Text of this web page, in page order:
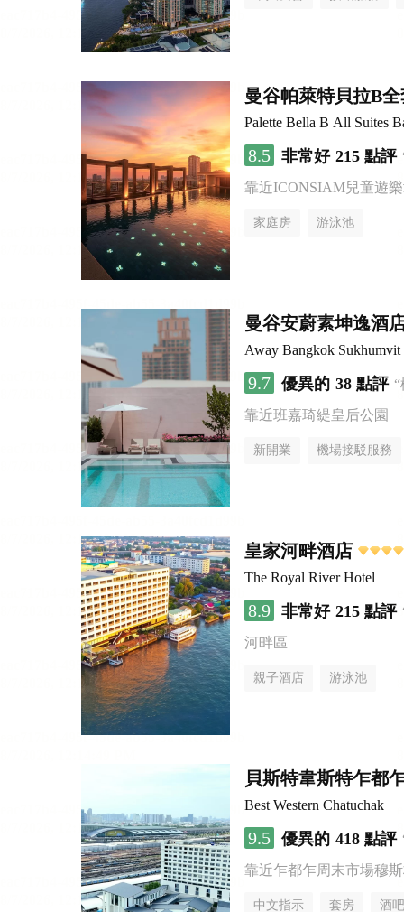
曼谷帕萊特貝拉B
Palette Bella B All Suites
8.5 非常好 215 點評
靠近ICONSIAM兒童遊
家庭房 游泳池
曼谷安蔚素坤逸酒
Away Bangkok Sukhumvit
9.7 優異的 38 點評
靠近班嘉琦緹皇后公園
新開業 機場接駁服務
皇家河畔酒店
The Royal River Hotel
8.9 非常好 215 點評
河畔區
親子酒店 游泳池
貝斯特韋斯特乍都
Best Western Chatuchak
9.5 優異的 418 點評
靠近乍都乍周末市場穆
中文指示 套房 酒吧